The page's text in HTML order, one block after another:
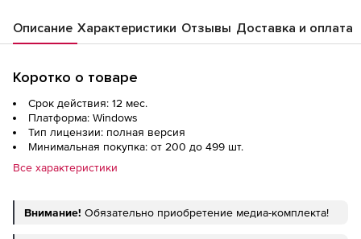
Описание Характеристики Отзывы Доставка и оплата
Коротко о товаре
Срок действия: 12 мес.
Платформа: Windows
Тип лицензии: полная версия
Минимальная покупка: от 200 до 499 шт.
Все характеристики
Внимание! Обязательно приобретение медиа-комплекта!